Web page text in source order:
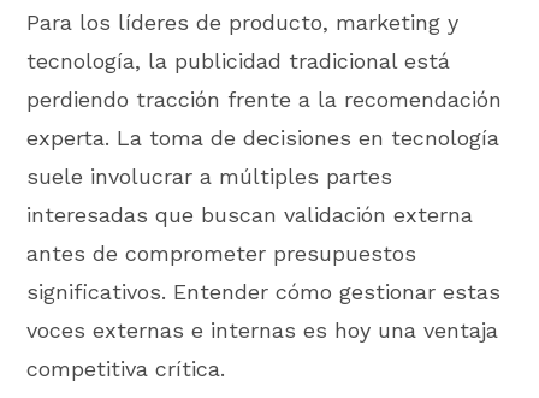
Para los líderes de producto, marketing y
tecnología, la publicidad tradicional está
perdiendo tracción frente a la recomendación
experta. La toma de decisiones en tecnología
suele involucrar a múltiples partes
interesadas que buscan validación externa
antes de comprometer presupuestos
significativos. Entender cómo gestionar estas
voces externas e internas es hoy una ventaja
competitiva crítica.